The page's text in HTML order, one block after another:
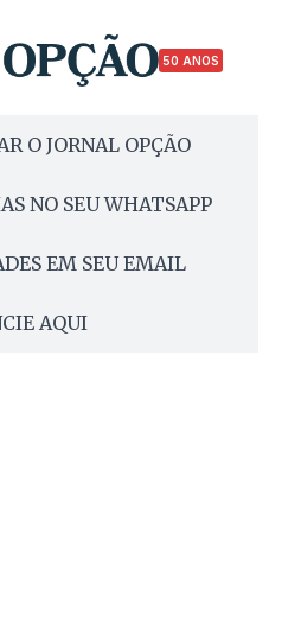
50 ANOS
O JORNAL OPÇÃO
NO SEU WHATSAPP
EM SEU EMAIL
AQUI